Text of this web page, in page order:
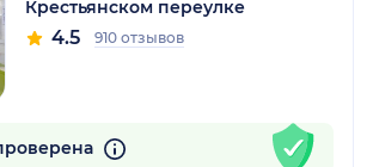
Крестьянском переулке
4.5 910 отзывов